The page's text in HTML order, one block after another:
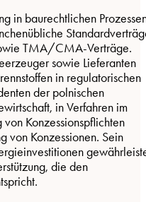
in baurechtlichen
TMA/CMA-Verträge.
sowie Lieferanten
in regulatorischen
der polnischen
in Verfahren im
Konzessionspflichten
von Konzessionen. Sein
die den